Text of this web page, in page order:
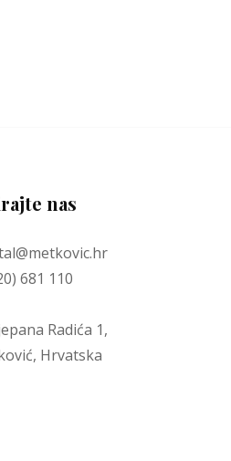
nas
681 110
Radića 1,
Hrvatska